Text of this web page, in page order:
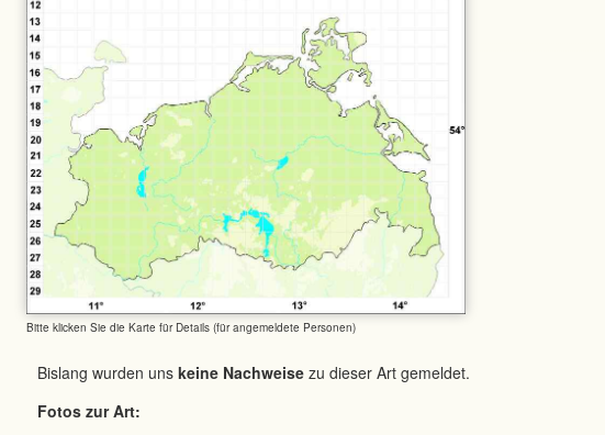
Bitte klicken Sie die Karte für Details (für angemeldete Personen)
Bislang wurden uns keine Nachweise zu dieser Art gemeldet.
Fotos zur Art: